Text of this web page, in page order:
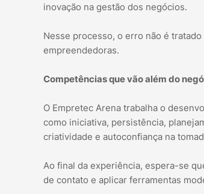
inovação na gestão dos negócios.
Nesse processo, o erro não é
empreendedoras.
Competências que vão além do
O Empretec Arena trabalha o
como iniciativa, persistência,
criatividade e autoconfiança na
Ao final da experiência, espera-se
de contato e aplicar ferramentas